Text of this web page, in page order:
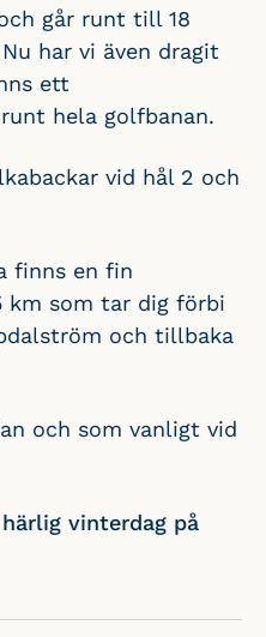
går runt till 18
har vi även dragit
ett
hela golfbanan.
vid hål 2 och
finns en fin
km som tar dig förbi
och tillbaka
och som vanligt vid
vinterdag på